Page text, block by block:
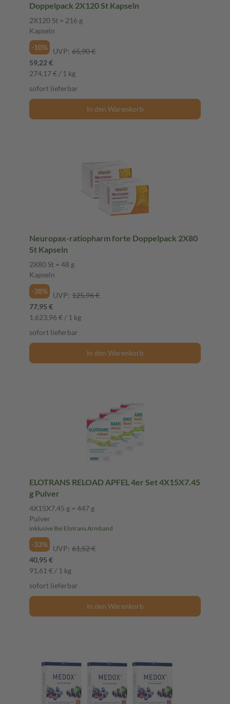
Doppelpack 2X120 St Kapseln
2X120 St = 216 g
Kapseln
-10%
UVP: 65,90 €
59,22 €
274,17 € / 1 kg
sofort lieferbar
In den Warenkorb
Neuropax-ratiopharm forte Doppelpack 2X80
St Kapseln
2X80 St = 48 g
Kapseln
-38%
UVP: 125,96 €
77,95 €
1.623,96 € / 1 kg
sofort lieferbar
In den Warenkorb
ELOTRANS RELOAD APFEL 4er Set 4X15X7.45
g Pulver
4X15X7.45 g = 447 g
Pulver
inklusive Bei Elotrans Armband
-33% UVP: 61,52 €
40,95 €
91,61 € / 1 kg
sofort lieferbar
In den Warenkorb